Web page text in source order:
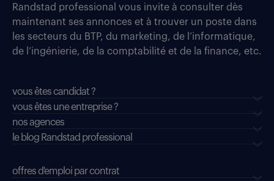
Randstad professional vous invite à consulter dès
maintenant ses annonces et à trouver un poste dans
les secteurs du BTP, du marketing, de l’informatique,
de l’ingénierie, de la comptabilité et de la finance, etc.
vous êtes candidat ?
vous êtes une entreprise ?
nos agences
le blog Randstad professional
offres d'emploi par contrat